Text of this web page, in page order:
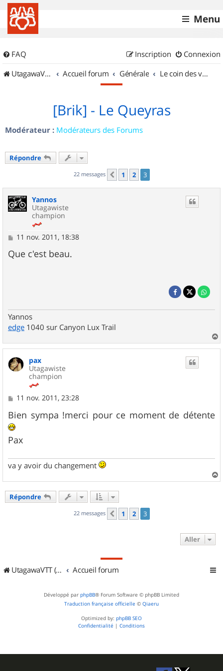
Menu
FAQ Connexion
Inscription
UtagawaVTT (Randos VTT et VTTAE avec traces GPS)
Accueil forum Générale Le coin des vidéastes
[Brik] - Le Queyras
Modérateur : Modérateurs des Forums
Répondre
22 messages Précédent
1 2 3
Yannos
Utagawiste
champion
M
s
s
11 nov. 2011, 18:38
Que c'est beau.
Yannos
edge 1040 sur Canyon Lux Trail
a
pax
Utagawiste
champion
M
s
s
a
g
e
11 nov. 2011, 23:28
Bien sympa !merci pour ce moment de détente
Pax
va y avoir du changement
a
Répondre
22 messages Précédent
1 2 3
Aller
UtagawaVTT (Randos VTT et VTTAE avec traces GPS) Accueil forum
Développé par phpBB® Forum Software © phpBB Limited
Traduction française officielle © Qiaeru
Optimized by: phpBB SEO
Confidentialité | Conditions